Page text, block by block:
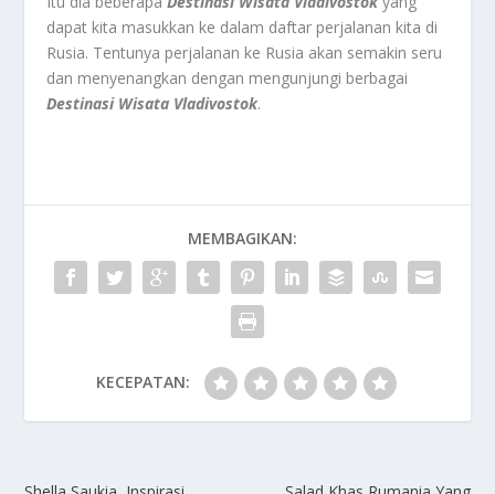
dapat kita masukkan ke dalam daftar perjalanan kita di
Rusia. Tentunya perjalanan ke Rusia akan semakin seru
dan menyenangkan dengan mengunjungi berbagai
Destinasi Wisata Vladivostok.
MEMBAGIKAN:
KECEPATAN: